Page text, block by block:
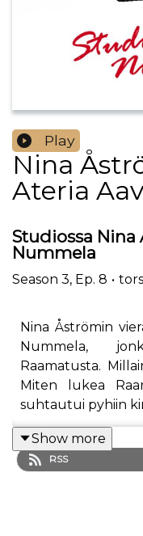
Play
Nina
Ateria
Studiossa Nina
Nummela
Season 3, Ep. 8 •
Nina Åströmin
Nummela,
Raamatusta.
Miten lukea
suhtautui pyhiin
Show more
RSS